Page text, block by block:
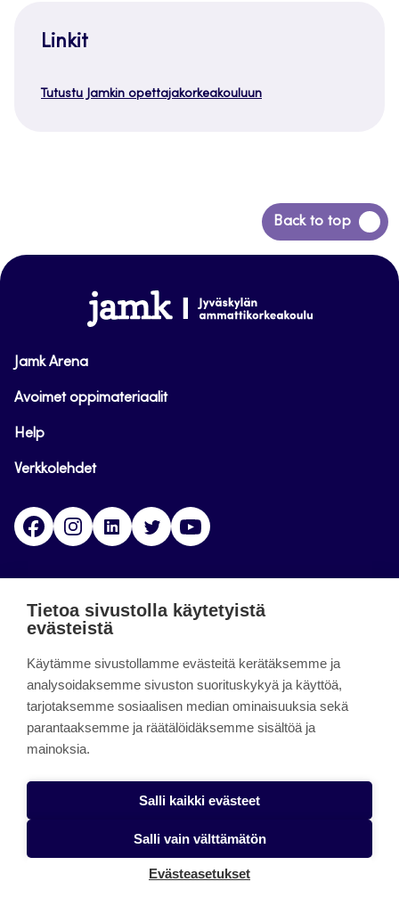
Linkit
Tutustu Jamkin opettajakorkeakouluun
Back to top
Siirry
takaisin
www.jamk.fi
Jamk Arena
Avoimet oppimateriaalit
Help
Verkkolehdet
FacebookInstagramLinkedinTwitter
päättynyt 11.9.2023.
About the site
Käyttöehdot
Saavutettavuusseloste
Alasottoilmoitus
Tietoa sivustolla käytetyistä
evästeistä
Käytämme sivustollamme evästeitä kerätäksemme ja
analysoidaksemme sivuston suorituskykyä ja käyttöä,
tarjotaksemme sosiaalisen median ominaisuuksia sekä
parantaaksemme ja räätälöidäksemme sisältöä ja
mainoksia.
Salli kaikki evästeet
Salli vain välttämätön
Evästeasetukset